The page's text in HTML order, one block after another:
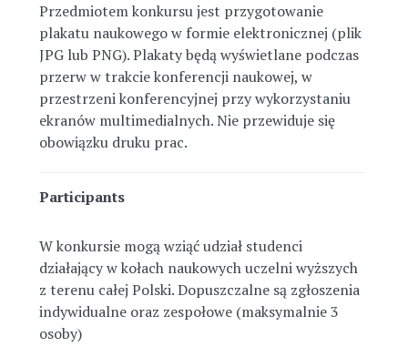
Przedmiotem konkursu jest przygotowanie
plakatu naukowego w formie elektronicznej (plik
JPG lub PNG). Plakaty będą wyświetlane podczas
przerw w trakcie konferencji naukowej, w
przestrzeni konferencyjnej przy wykorzystaniu
ekranów multimedialnych. Nie przewiduje się
obowiązku druku prac.
Participants
W konkursie mogą wziąć udział studenci
działający w kołach naukowych uczelni wyższych
z terenu całej Polski. Dopuszczalne są zgłoszenia
indywidualne oraz zespołowe (maksymalnie 3
osoby)